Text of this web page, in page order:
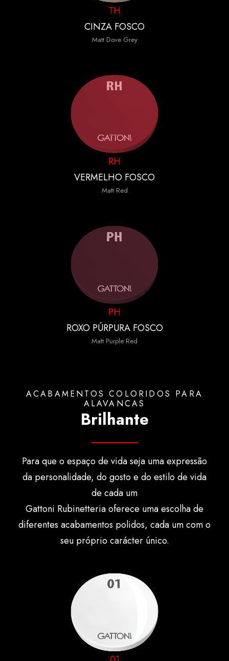
TH
CINZA FOSCO
Matt Dove Grey
RH
VERMELHO FOSCO
Matt Red
PH
ROXO PÚRPURA FOSCO
Matt Purple Red
ACABAMENTOS COLORIDOS PARA
ALAVANCAS
Brilhante
Para que o espaço de vida seja uma expressão
da personalidade, do gosto e do estilo de vida
de cada um
Gattoni Rubinetteria oferece uma escolha de
diferentes acabamentos polidos, cada um com o
seu próprio carácter único.